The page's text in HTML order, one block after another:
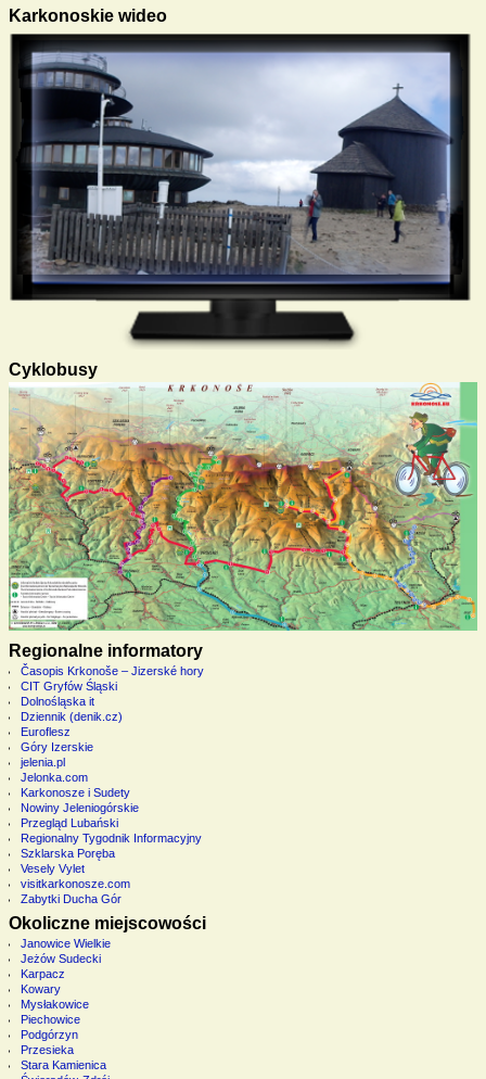
Karkonoskie wideo
Cyklobusy
Regionalne informatory
Časopis Krkonoše – Jizerské hory
CIT Gryfów Śląski
Dolnośląska it
Dziennik (denik.cz)
Euroflesz
Góry Izerskie
jelenia.pl
Jelonka.com
Karkonosze i Sudety
Nowiny Jeleniogórskie
Przegląd Lubański
Regionalny Tygodnik Informacyjny
Szklarska Poręba
Vesely Vylet
visitkarkonosze.com
Zabytki Ducha Gór
Okoliczne miejscowości
Janowice Wielkie
Jeżów Sudecki
Karpacz
Kowary
Mysłakowice
Piechowice
Podgórzyn
Przesieka
Stara Kamienica